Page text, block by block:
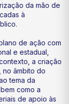
da mão de
à
de ação com
e estadual,
a criação
no âmbito do
tema da
como a
de apoio às